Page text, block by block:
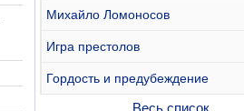
Михайло Ломоносов
Игра престолов
Гордость и предубеждение
Весь список